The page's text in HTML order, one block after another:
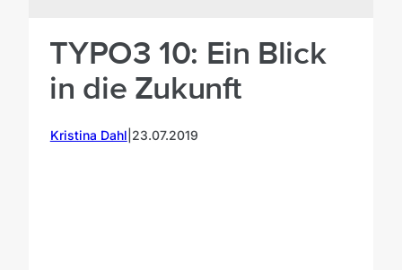
TYPO3 10: Ein Blick
in die Zukunft
Kristina Dahl 23.07.2019